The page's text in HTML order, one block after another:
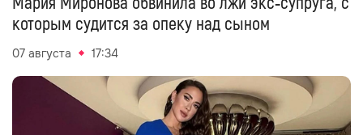
которым судится за опеку над сыном
07 августа 17:34